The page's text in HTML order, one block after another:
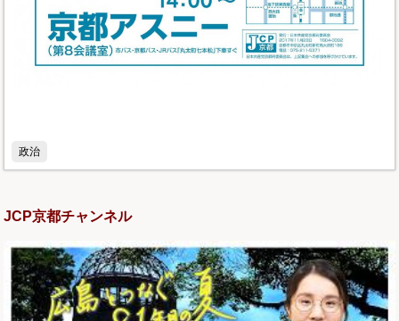
政治
JCP京都チャンネル